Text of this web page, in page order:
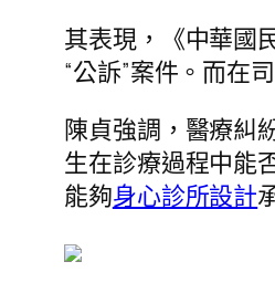
其表現，《中華國
“公訴”案件。而在
陳貞強調，醫療糾
生在診療過程中能
能夠身心診所設計